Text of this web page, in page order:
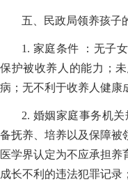
五、民政局领养孩子
1. 家庭条件 ：无子
保护被收养人的能力；
病；无不利于收养人健康
2. 婚姻家庭事务机
备抚养、培养以及保障被
医学界认定为不应承担养
成长不利的违法犯罪记录